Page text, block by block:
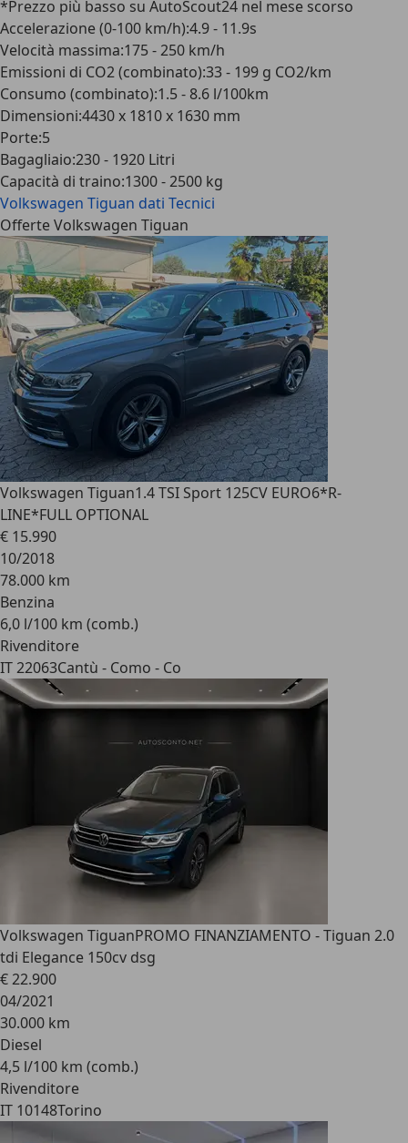
*Prezzo più basso su AutoScout24 nel mese scorso
Accelerazione (0-100 km/h):4.9 - 11.9s
Velocità massima:175 - 250 km/h
Emissioni di CO2 (combinato):33 - 199 g CO2/km
Consumo (combinato):1.5 - 8.6 l/100km
Dimensioni:4430 x 1810 x 1630 mm
Porte:5
Bagagliaio:230 - 1920 Litri
Capacità di traino:1300 - 2500 kg
Volkswagen Tiguan dati Tecnici
Offerte Volkswagen Tiguan
Volkswagen Tiguan1.4 TSI Sport 125CV EURO6*R-
LINE*FULL OPTIONAL
€ 15.990
10/2018
78.000 km
Benzina
6,0 l/100 km (comb.)
Rivenditore
IT 22063Cantù - Como - Co
Volkswagen TiguanPROMO FINANZIAMENTO - Tiguan 2.0
tdi Elegance 150cv dsg
€ 22.900
04/2021
30.000 km
Diesel
4,5 l/100 km (comb.)
Rivenditore
IT 10148Torino